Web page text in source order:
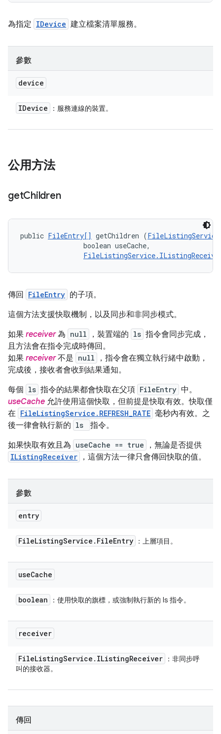
為指定 IDevice 建立檔案清單服務。
參數
device
IDevice ：服務連線的裝置。
公用方法
getChildren
public FileEntry[] getChildren (
                boolean useCache,
傳回 FileEntry 的子項。
這個方法支援快取機制，以及同步和非同步模式。
如果 receiver為 null ，裝置端的 ls 指令會同步完成，
且方法會在指令完成時傳回。
如果 receiver不是 null
，指令會在獨立執行緒中啟動，
完成後，接收者會收到結果通知。
每個 ls 指令的結果都會快取在父項 FileEntry 中。
useCache 允許使用這個快取，但前提是快取有效。快取僅
在 FileListingService.REFRESH_RATE 毫秒內有效。之
後一律會執行新的 ls
指令。
如果快取有效且為 useCache == true ，無論是否提供
IListingReceiver ，這個方法一律只會傳回快取的值。
參數
entry
FileListingService . FileEntry ：上層項目。
useCache
boolean ：使用快取的旗標，或強制執行新的 ls 指令。
receiver
FileListingService . IListingReceiver
：非同步呼
叫的接收器。
傳回